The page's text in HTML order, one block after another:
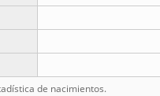
de nacimientos.